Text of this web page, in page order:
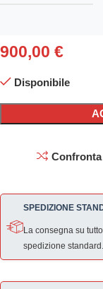
900,00 €
Disponibile
Confronta
SPEDIZIONE
La consegna su
spedizione standard.